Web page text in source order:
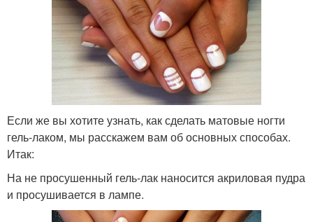
Если же вы хотите узнать, как сделать матовые ногти
гель-лаком, мы расскажем вам об основных способах.
Итак:
На не просушенный гель-лак наносится акриловая пудра
и просушивается в лампе.